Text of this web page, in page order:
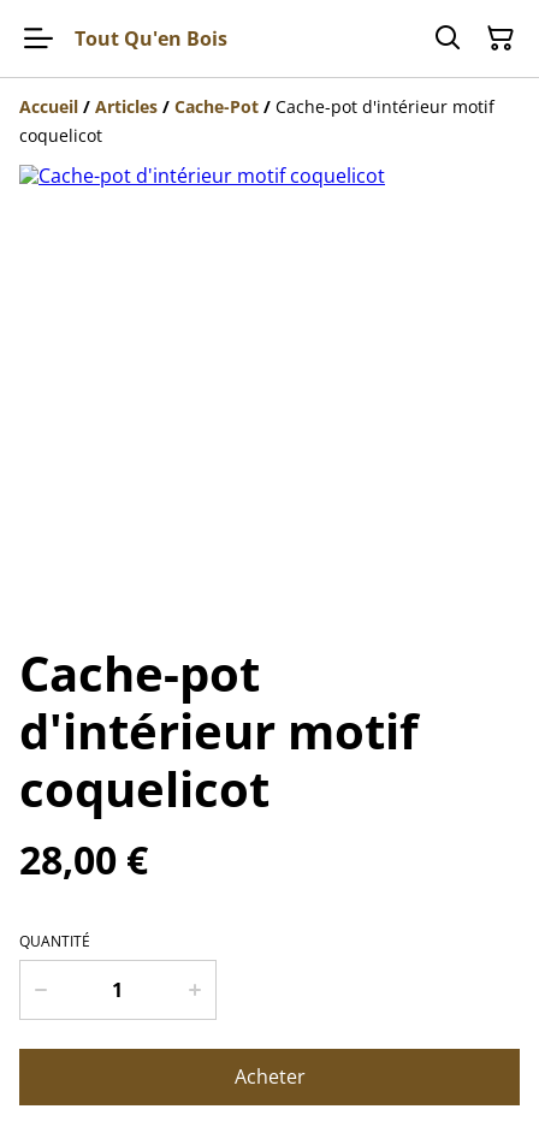
Tout Qu'en Bois
Accueil / Articles / Cache-Pot / Cache-pot d'intérieur motif
coquelicot
Cache-pot
d'intérieur motif
coquelicot
28,00 €
QUANTITÉ
Acheter